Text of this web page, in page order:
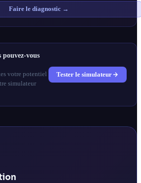
Faire le diagnostic →
vous
votre potentiel
simulateur
Tester le simulateur